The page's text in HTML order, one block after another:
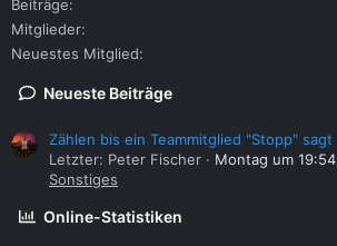
Beiträge
Mitglieder
Neuestes Mitglied
Neueste Beiträge
Zählen bis ein Teammitglied "Stopp" sagt
Letzter: Peter Fischer
Montag um 19:54
Sonstiges
Online-Statistiken